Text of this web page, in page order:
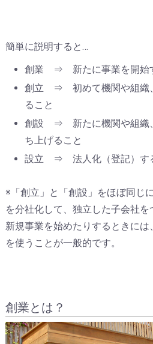
簡単に説明すると…
創業 ⇒ 新たに事業を開始
創立 ⇒ 初めて機関や組織
ること
創設 ⇒ 新たに機関や組織
ち上げること
設立 ⇒ 法人化（登記）す
※「創立」と「創設」をほぼ同じ
を分社化して、独立した子会社
新規事業を始めたりするときには
を使うことが一般的です。
創業とは？